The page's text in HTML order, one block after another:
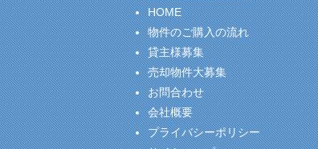
HOME
物件のご購入の流れ
貸主様募集
売却物件大募集
お問合わせ
会社概要
プライバシーポリシー